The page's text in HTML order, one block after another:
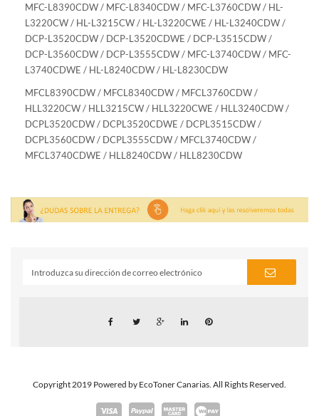
MFC-L8390CDW / MFC-L8340CDW / MFC-L3760CDW / HL-
L3220CW / HL-L3215CW / HL-L3220CWE / HL-L3240CDW /
DCP-L3520CDW / DCP-L3520CDWE / DCP-L3515CDW /
DCP-L3560CDW / DCP-L3555CDW / MFC-L3740CDW / MFC-
L3740CDWE / HL-L8240CDW / HL-L8230CDW
MFCL8390CDW / MFCL8340CDW / MFCL3760CDW /
HLL3220CW / HLL3215CW / HLL3220CWE / HLL3240CDW /
DCPL3520CDW / DCPL3520CDWE / DCPL3515CDW /
DCPL3560CDW / DCPL3555CDW / MFCL3740CDW /
MFCL3740CDWE / HLL8240CDW / HLL8230CDW
Copyright 2019 Powered by EcoToner Canarias. All Rights Reserved.